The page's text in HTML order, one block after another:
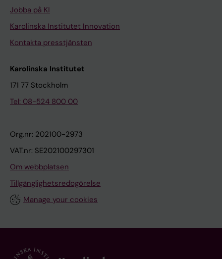
Jobba på KI
Karolinska Institutet Innovation
Kontakta presstjänsten
Karolinska Institutet
171 77 Stockholm
Tel: 08-524 800 00
Org.nr: 202100-2973
VAT.nr: SE202100297301
Om webbplatsen
Tillgänglighetsredogörelse
Manage your cookies